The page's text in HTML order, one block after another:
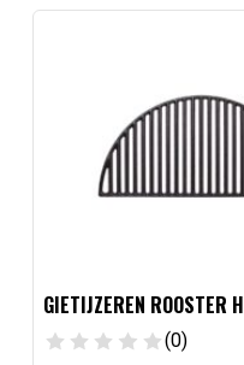
GIETIJZEREN ROOSTER
(0)